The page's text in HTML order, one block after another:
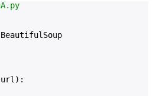
BeautifulSoup